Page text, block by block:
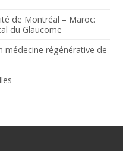
de Montréal – Maroc:
du Glaucome
médecine régénérative de